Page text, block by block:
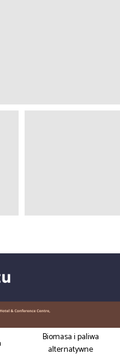
Biomasa i paliwa
alternatywne